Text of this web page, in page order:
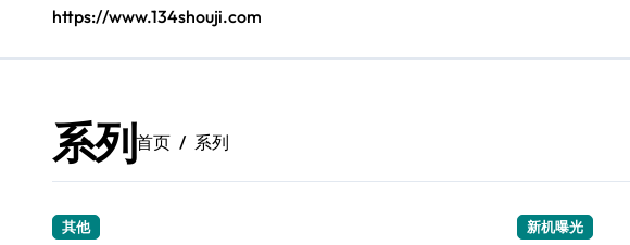
一加Turbo 6V：极简生活，性能之选
极简美学新典范：三星Galaxy S26优雅登场
极简美学新体验：Xiaomi MIX Flip 2导购指南
https://www.134shouji.com
系列首页 系列
其他 新机曝光